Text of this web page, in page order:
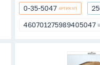
0-
35-
0-35-5047 АРТИКУЛ
460701275989405047